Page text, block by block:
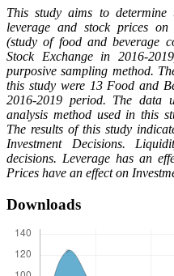
This study aims to
leverage and stock prices on
(study of food and beverage
Stock Exchange in 2016-
purposive sampling method.
this study were 13 Food and
2016-2019 period. The data
analysis method used in this
The results of this study
Investment Decisions.
decisions. Leverage has an
Prices have an effect on
Downloads